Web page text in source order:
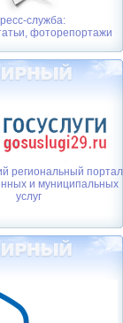
служба:
фоторепортажи
региональный портал
и муниципальных
услуг